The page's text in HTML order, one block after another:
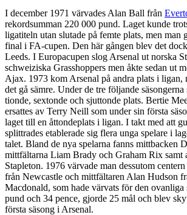
I december 1971 värvades Alan Ball från
rekordsumman 220 000 pund. Laget kunde
ligatiteln utan slutade på femte plats, men man
final i FA-cupen. Den här gången blev det
Leeds. I Europacupen slog Arsenal ut norska
schweiziska Grasshoppers men åkte sedan ut
Ajax. 1973 kom Arsenal på andra plats i ligan,
det gå sämre. Under de tre följande säsongerna
tionde, sextonde och sjuttonde plats. Bertie
ersattes av Terry Neill som under sin första
laget till en åttondeplats i ligan. I takt med att
splittrades etablerade sig flera unga spelare i
talet. Bland de nya spelarna fanns mittbacken
mittfältarna Liam Brady och Graham Rix samt
Stapleton. 1976 värvade man dessutom
från Newcastle och mittfältaren Alan Hudson
Macdonald, som hade värvats för den ovanliga
pund och 34 pence, gjorde 25 mål och blev
första säsong i Arsenal.